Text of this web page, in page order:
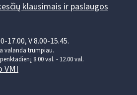
klausimais ir paslaugos
17.00, V 8.00-15.45.
valanda trumpiau.
8.00 val. - 12.00 val.
VMI